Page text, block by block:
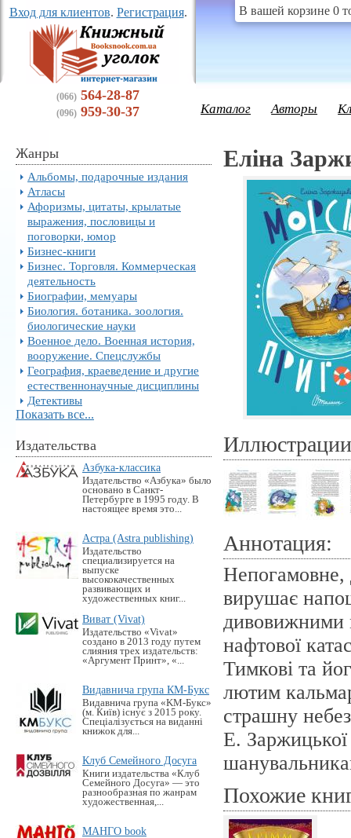
Вход для клиентов. Регистрация.
(066) 564-28-87
(096) 959-30-37
В вашей корзине 0
Каталог Авторы
Жанры
Альбомы, подарочные издания
Атласы
Афоризмы, цитаты, крылатые
выражения, пословицы и
поговорки, юмор
Бизнес-книги
Бизнес. Торговля. Коммерческая
деятельность
Биографии, мемуары
Биология. ботаника. зоология.
биологические науки
Военное дело. Военная история,
вооружение. Спецслужбы
География, краеведение и другие
естественнонаучные дисциплины
Детективы
Показать все...
Издательства
Азбука-классика
Издательство «Азбука» было
основано в Санкт-
Петербурге в 1995 году. В
настоящее время это...
Астра (Astra publishing)
Издательство
специализируется на
выпуске
высококачественных
развивающих и
художественных книг...
Виват (Vivat)
Издательство «Vivat»
создано в 2013 году путем
слияния трех издательств:
«Аргумент Принт», «...
Видавнича група КМ-Букс
Видавнича група «KM-Букс»
(м. Київ) існує з 2015 року.
Спеціалізується на виданні
книжок для...
Клуб Семейного Досуга
Книги издательства «Клуб
Семейного Досуга» — это
разнообразная по жанрам
художественная,...
МАНГО book
Еліна
Иллюстрации
Аннотация:
Непогамовне,
вирушає
дивовижними
нафтової
Тимкові та
лютим
страшну
Е.
Похожие